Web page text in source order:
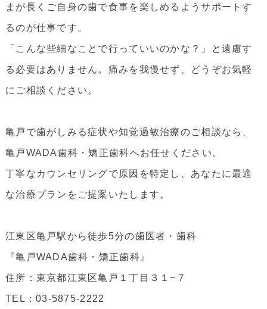
まが長くご自身の歯で食事を楽しめるようサポートす
るのが仕事です。
「こんな些細なことで行っていいのかな？」と遠慮す
る必要はありません。痛みを我慢せず、どうぞお気軽
にご相談ください。
亀戸で歯がしみる症状や知覚過敏治療のご相談なら、
亀戸WADA歯科・矯正歯科へお任せください。
丁寧なカウンセリングで原因を特定し、あなたに最適
な治療プランをご提案いたします。
江東区亀戸駅から徒歩5分の歯医者・歯科
『亀戸WADA歯科・矯正歯科』
住所： 東京都江東区亀戸１丁目３１−７
TEL：03-5875-2222